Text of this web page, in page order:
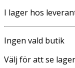
I lager hos
Ingen vald butik
Välj för att se